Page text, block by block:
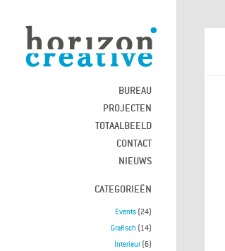
BUREAU
PROJECTEN
TOTAALBEELD
CONTACT
NIEUWS
CATEGORIEËN
Events (24)
Grafisch (14)
Interieur(6)